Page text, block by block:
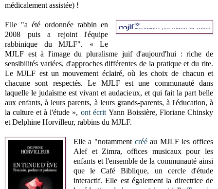
médicalement assistée) !
Elle "a été ordonnée rabbin en
2008 puis a rejoint l'équipe
rabbinique du MJLF". « Le
MJLF est à l'image du pluralisme juif d'aujourd'hui : riche de
sensibilités variées, d'approches différentes de la pratique et du rite.
Le MJLF est un mouvement éclairé, où les choix de chacun et
chacune sont respectés. Le MJLF est une communauté dans
laquelle le judaïsme est vivant et audacieux, et qui fait la part belle
aux enfants, à leurs parents, à leurs grands-parents, à l'éducation, à
la culture et à l'étude », ont écritYann Boissière, Floriane Chinsky
et Delphine Horvilleur, rabbins du MJLF.
Elle a "notamment crééau MJLF les offices
Alef et Zimra, offices musicaux pour les
enfants et l'ensemble de la communauté ainsi
que le Café Biblique, un cercle d'étude
interactif. Elle est également la directrice de